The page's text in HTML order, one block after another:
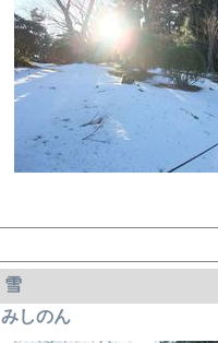
雪
みしのん